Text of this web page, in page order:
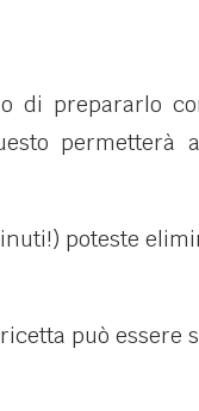
di prepararlo
permetterà
poteste
può essere